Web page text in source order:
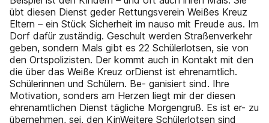
übt diesen Dienst geder Rettungsverein Weißes Kreuz
Eltern – ein Stück Sicherheit im nauso mit Freude aus. Im
Dorf dafür zuständig. Geschult werden Straßenverkehr
geben, sondern Mals gibt es 22 Schülerlotsen, sie von
den Ortspolizisten. Der kommt auch in Kontakt mit den
die über das Weiße Kreuz orDienst ist ehrenamtlich.
Schülerinnen und Schülern. Be- ganisiert sind. Ihre
Motivation, sonders am Herzen liegt mir der diesen
ehrenamtlichen Dienst tägliche Morgengruß. Es ist er- zu
übernehmen, sei, den KinWeitere Schülerlotsen sind